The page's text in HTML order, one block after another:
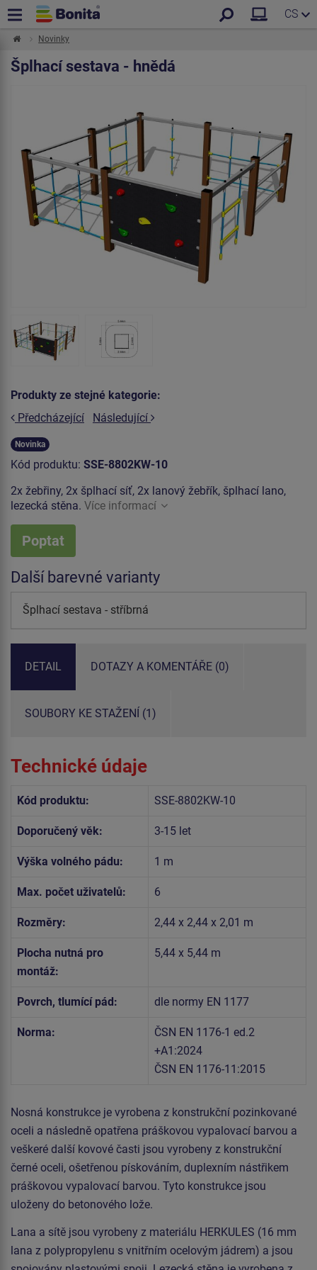
CS
Novinky
Šplhací sestava - hnědá
Produkty ze stejné kategorie:
Předcházející
Následující
Novinka
Kód produktu: SSE-8802KW-10
2x žebřiny, 2x šplhací síť, 2x lanový žebřík, šplhací lano,
lezecká stěna. Více informací
Poptat
Další barevné varianty
Šplhací sestava - stříbrná
DETAIL DOTAZY A KOMENTÁŘE (0)
SOUBORY KE STAŽENÍ (1)
Technické údaje
Kód produktu: SSE-8802KW-10
Doporučený věk: 3-15 let
Výška volného pádu: 1 m
Max. počet uživatelů: 6
Rozměry: 2,44 x 2,44 x 2,01 m
Plocha nutná pro
montáž:
5,44 x 5,44 m
Povrch, tlumící pád: dle normy EN 1177
Norma:
ČSN EN 1176-1 ed.2
+A1:2024
ČSN EN 1176-11:2015
Nosná konstrukce je vyrobena z konstrukční pozinkované
oceli a následně opatřena práškovou vypalovací barvou a
veškeré další kovové časti jsou vyrobeny z konstrukční
černé oceli, ošetřenou pískováním, duplexním nástřikem
práškovou vypalovací barvou. Tyto konstrukce jsou
uloženy do betonového lože.
Lana a sítě jsou vyrobeny z materiálu HERKULES (16 mm
lana z polypropylenu s vnitřním ocelovým jádrem) a jsou